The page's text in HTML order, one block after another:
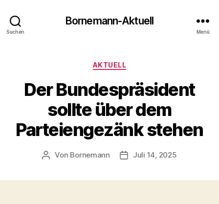
Suchen
Bornemann-Aktuell
Menü
Kategorien
AKTUELL
Der Bundespräsident
sollte über dem
Parteiengezänk stehen
Beitragsautor
Von Bornemann Veröffentlichungsdatum
Juli 14, 2025